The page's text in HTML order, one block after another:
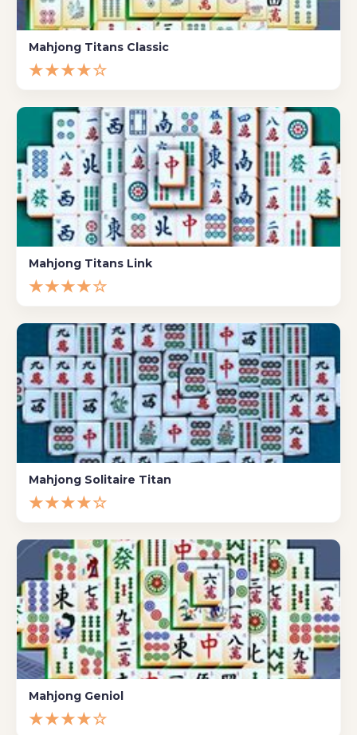
Mahjong Titans Classic
★★★★☆
Mahjong Titans Link
★★★★☆
Mahjong Solitaire Titan
★★★★☆
Mahjong Geniol
★★★★☆